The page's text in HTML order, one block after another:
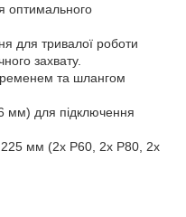
оптимального
для тривалої роботи
захвату.
та шлангом
мм) для підключення
мм (2x P60, 2x P80, 2x